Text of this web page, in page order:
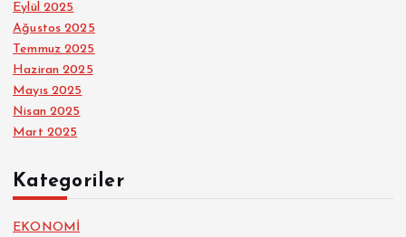
Eylül 2025
Ağustos 2025
Temmuz 2025
Haziran 2025
Mayıs 2025
Nisan 2025
Mart 2025
Kategoriler
EKONOMİ